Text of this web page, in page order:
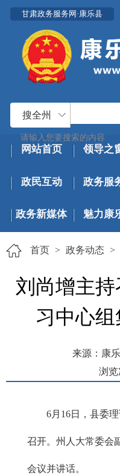
甘肃政务服务网·康乐县
搜全州
网站首页 领导之
政民互动 政务服
政务新媒体 魅力康
首页 > 政务动态 >
刘尚增主
习中心
来源：康
浏览
6月16日，县委
召开。州人大常委会
会议并讲话。